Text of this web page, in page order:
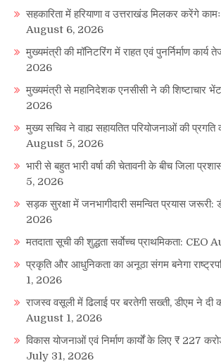
सहकारिता में हरियाणा व उत्तराखंड मिलकर करेंगे
August 6, 2026
मुख्यमंत्री की मॉनिटरिंग में राहत एवं पुनर्निर्माण कार्य
2026
मुख्यमंत्री से महानिदेशक एनसीसी ने की शिष्टाचार भेंट
2026
मुख्य सचिव ने वाह्य सहायतित परियोजनाओं की प्रगति
August 5, 2026
भारी से बहुत भारी वर्षा की चेतावनी के बीच जिला
5, 2026
सड़क सुरक्षा में जनभागीदारी समन्वित प्रयास जरूरी:
2026
मतदाता सूची की शुद्धता सर्वाेच्च प्राथमिकता: CEO
प्रकृति और आधुनिकता का अनूठा संगम बनेगा
1, 2026
राजस्व वसूली में ढिलाई पर बरतेगी सख्ती, डीएम ने दी
August 1, 2026
विकास योजनाओं एवं निर्माण कार्यों के लिए ₹ 227
July 31, 2026